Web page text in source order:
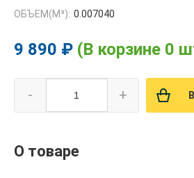
ОБЪЕМ(M³): 0.007040
9 890 ₽ (В корзине 0
- +
О товаре